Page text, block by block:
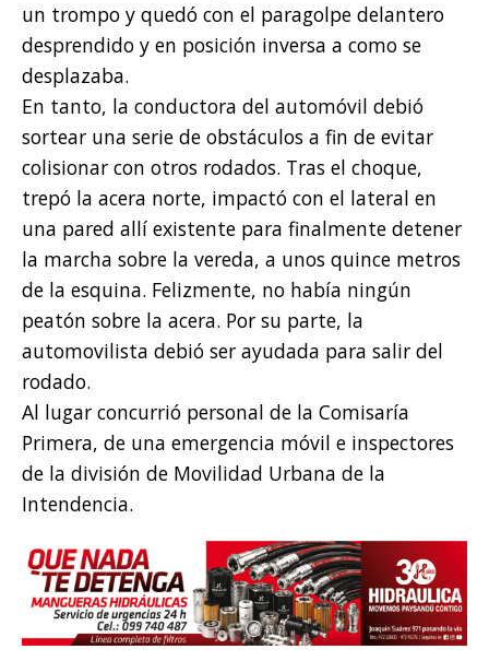
un trompo y quedó con el paragolpe delantero
desprendido y en posición inversa a como se
desplazaba.
En tanto, la conductora del automóvil debió
sortear una serie de obstáculos a fin de evitar
colisionar con otros rodados. Tras el choque,
trepó la acera norte, impactó con el lateral en
una pared allí existente para finalmente detener
la marcha sobre la vereda, a unos quince metros
de la esquina. Felizmente, no había ningún
peatón sobre la acera. Por su parte, la
automovilista debió ser ayudada para salir del
rodado.
Al lugar concurrió personal de la Comisaría
Primera, de una emergencia móvil e inspectores
de la división de Movilidad Urbana de la
Intendencia.